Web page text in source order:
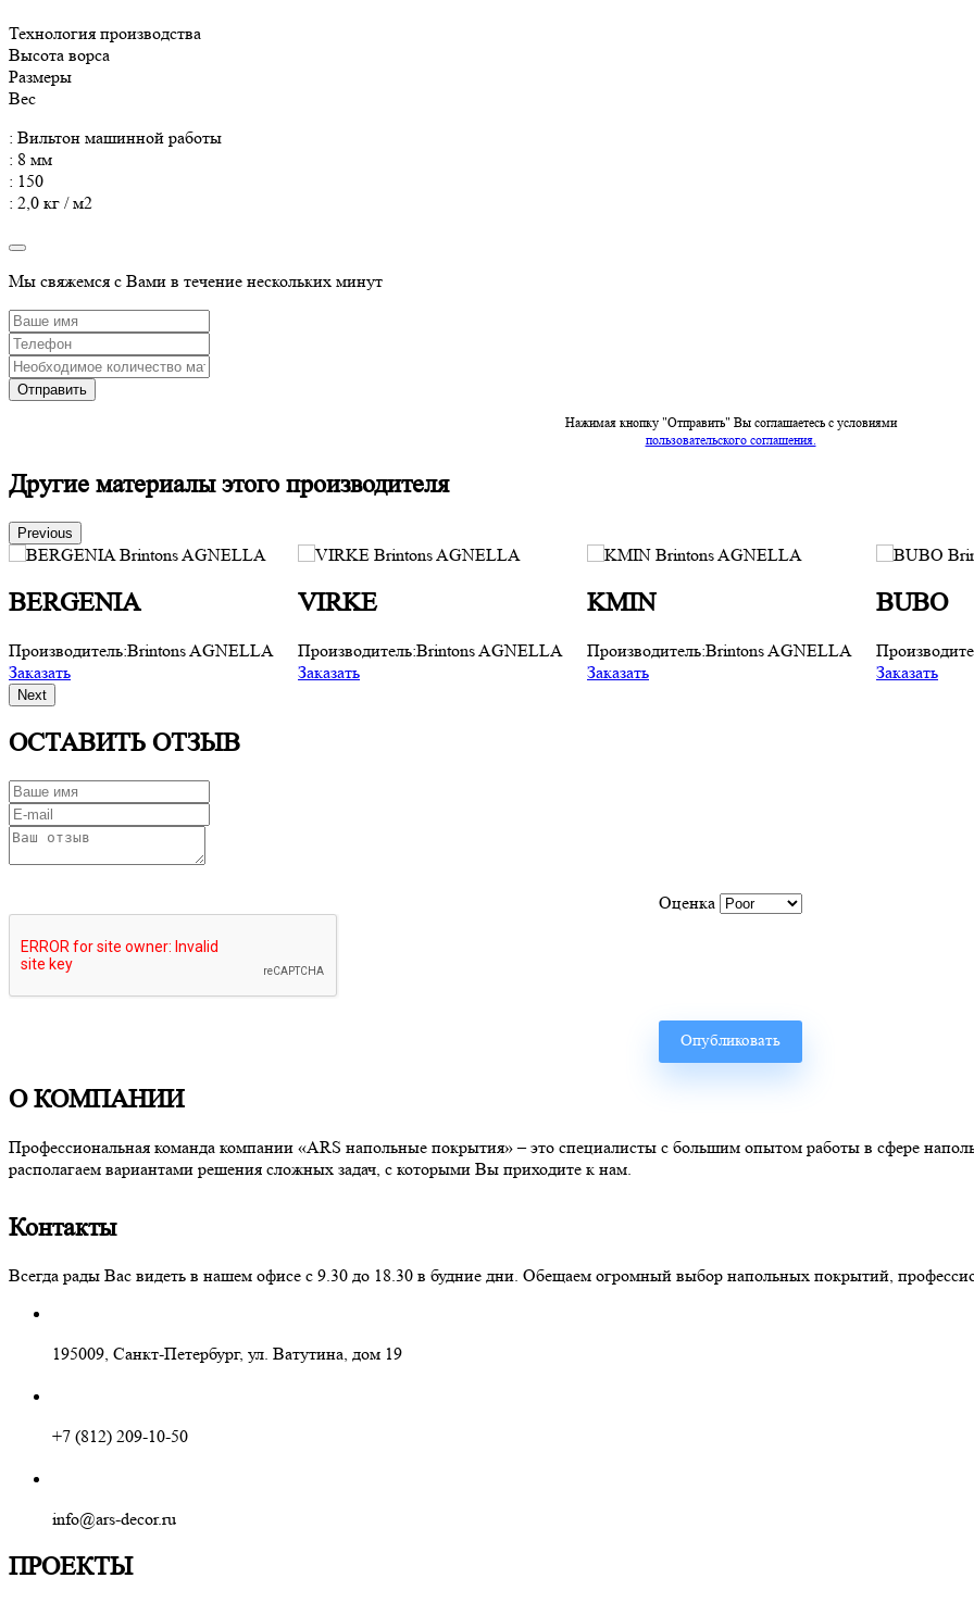
Технология производства
Высота ворса
Размеры
Вес
: Вильтон машинной работы
: 8 мм
: 150
: 2,0 кг / м2
Мы свяжемся с Вами в течение нескольких минут
Нажимая кнопку "Отправить" Вы соглашаетесь c условиями
пользовательского соглашения.
Другие материалы этого производителя
Previous
BERGENIA
Производитель:Brintons AGNELLA
Заказать
VIRKE
Производитель:Brintons AGNELLA
Заказать
KMIN
Производитель:Brintons AGNELLA
Заказать
BUBO
Заказать
Next
ОСТАВИТЬ ОТЗЫВ
Оценка
О КОМПАНИИ
Профессиональная команда компании «ARS напольные покрытия» – это специалисты с большим опытом работы в сфере
располагаем вариантами решения сложных задач, с которыми Вы приходите к нам.
Контакты
Всегда рады Вас видеть в нашем офисе с 9.30 до 18.30 в будние дни. Обещаем огромный выбор напольных покрытий,
195009, Санкт-Петербург, ул. Ватутина, дом 19
+7 (812) 209-10-50
info@ars-decor.ru
ПРОЕКТЫ